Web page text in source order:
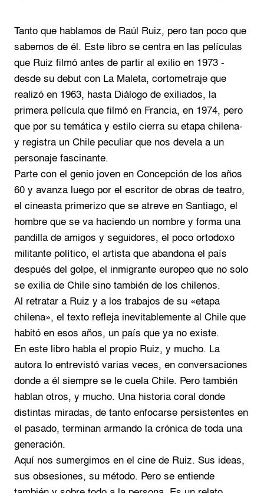
Tanto que hablamos de Raúl Ruiz, pero tan poco que
sabemos de él. Este libro se centra en las películas
que Ruiz filmó antes de partir al exilio en 1973 -
desde su debut con La Maleta, cortometraje que
realizó en 1963, hasta Diálogo de exiliados, la
primera película que filmó en Francia, en 1974, pero
que por su temática y estilo cierra su etapa chilena-
y registra un Chile peculiar que nos devela a un
personaje fascinante.
Parte con el genio joven en Concepción de los años
60 y avanza luego por el escritor de obras de teatro,
el cineasta primerizo que se atreve en Santiago, el
hombre que se va haciendo un nombre y forma una
pandilla de amigos y seguidores, el poco ortodoxo
militante político, el artista que abandona el país
después del golpe, el inmigrante europeo que no solo
se exilia de Chile sino también de los chilenos.
Al retratar a Ruiz y a los trabajos de su «etapa
chilena», el texto refleja inevitablemente al Chile que
habitó en esos años, un país que ya no existe.
En este libro habla el propio Ruiz, y mucho. La
autora lo entrevistó varias veces, en conversaciones
donde a él siempre se le cuela Chile. Pero también
hablan otros, y mucho. Una historia coral donde
distintas miradas, de tanto enfocarse persistentes en
el pasado, terminan armando la crónica de toda una
generación.
Aquí nos sumergimos en el cine de Ruiz. Sus ideas,
sus obsesiones, su método. Pero se entiende